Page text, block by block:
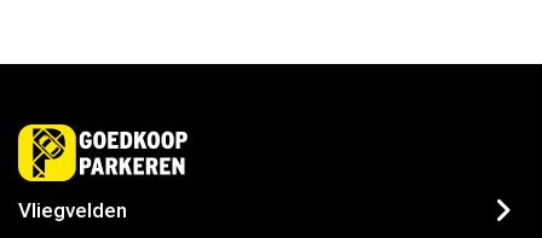
Vliegvelden